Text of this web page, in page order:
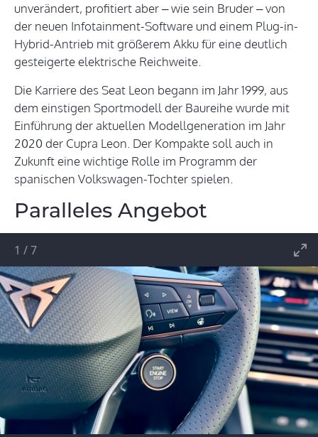
unverändert, profitiert aber – wie sein Bruder – von
der neuen Infotainment-Software und einem Plug-in-
Hybrid-Antrieb mit größerem Akku für eine deutlich
gesteigerte elektrische Reichweite.
Die Karriere des Seat Leon begann im Jahr 1999, aus
dem einstigen Sportmodell der Baureihe wurde mit
Einführung der aktuellen Modellgeneration im Jahr
2020 der Cupra Leon. Der Kompakte soll auch in
Zukunft eine wichtige Rolle im Programm der
spanischen Volkswagen-Tochter spielen.
Paralleles Angebot
1 /7